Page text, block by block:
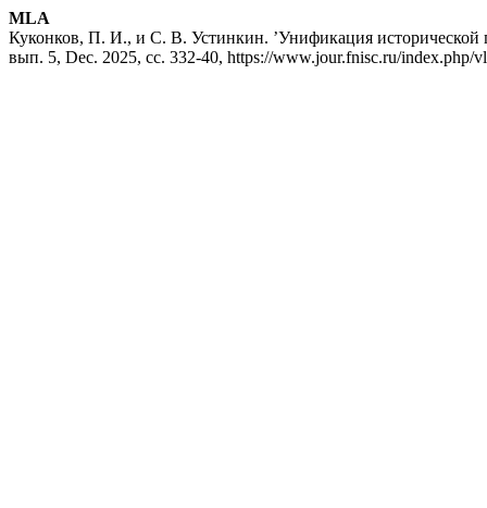
MLA
Куконков, П. И., и С. В. Устинкин. ’Унификация исторической
вып. 5, Dec. 2025, сс. 332-40, https://www.jour.fnisc.ru/index.php/